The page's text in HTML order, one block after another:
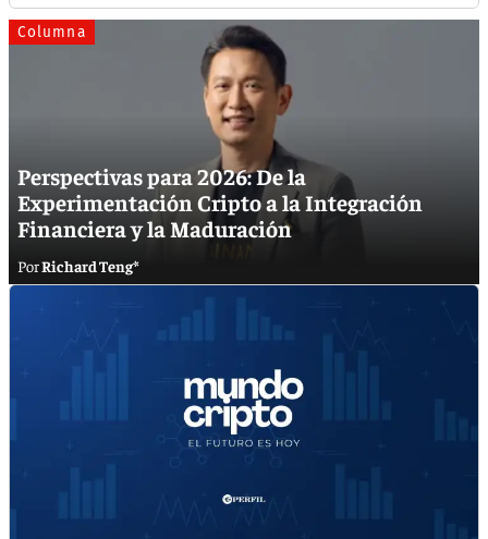
Columna
Perspectivas para 2026: De la
Experimentación Cripto a la Integración
Financiera y la Maduración
Richard Teng*